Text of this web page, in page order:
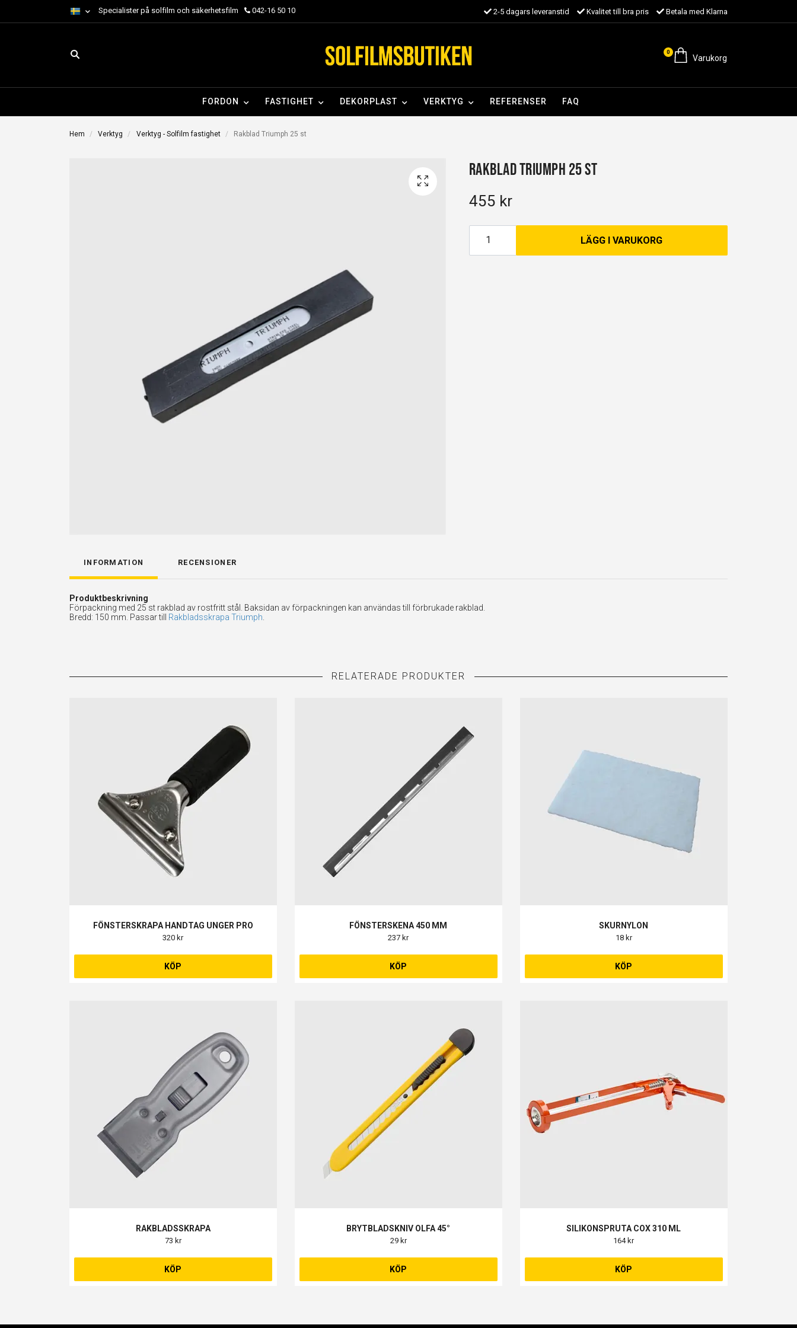
Specialister på solfilm och säkerhetsfilm 042-16 50 10 2-5 dagars leveranstid Kvalitet till bra pris Betala med Klarna
0
Varukorg
FORDON FASTIGHET DEKORPLAST VERKTYG REFERENSER FAQ
Hem Verktyg Verktyg - Solfilm fastighet Rakblad Triumph 25 st
Rakblad Triumph 25 st
455 kr
LÄGG I VARUKORG
INFORMATION RECENSIONER
Produktbeskrivning
Förpackning med 25 st rakblad av rostfritt stål. Baksidan av förpackningen kan användas till förbrukade rakblad.
Bredd: 150 mm. Passar till Rakbladsskrapa Triumph
FÖNSTERSKRAPA HANDTAG UNGER PRO
320 kr
KÖP
FÖNSTERSKENA 450 MM
237 kr
KÖP
SKURNYLON
18 kr
KÖP
RAKBLADSSKRAPA
73 kr
KÖP
BRYTBLADSKNIV OLFA 45°
29 kr
KÖP
SILIKONSPRUTA COX 310 ML
164 kr
KÖP